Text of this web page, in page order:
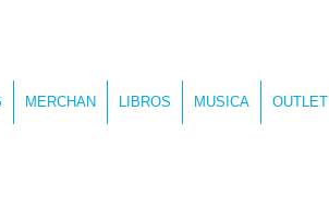
MERCHAN LIBROS MUSICA OUTLET